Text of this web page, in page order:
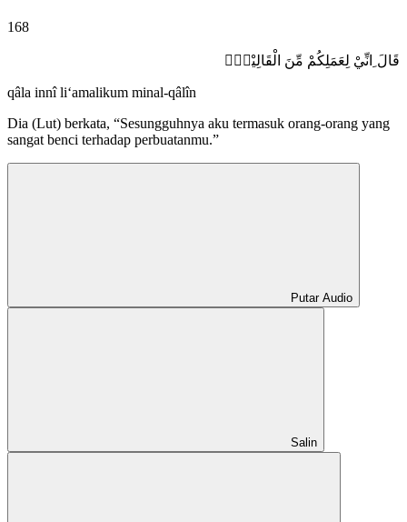
168
قَالَ ِانِّيْ لِعَمَلِكُمْ مِّنَ الْقَالِيْنَۗ
qâla innî li‘amalikum minal-qâlîn
Dia (Lut) berkata, “Sesungguhnya aku termasuk orang-orang yang
sangat benci terhadap perbuatanmu.”
Putar Audio
Salin